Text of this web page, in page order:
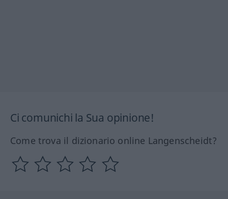
Ci comunichi la Sua opinione!
Come trova il dizionario online Langenscheidt?